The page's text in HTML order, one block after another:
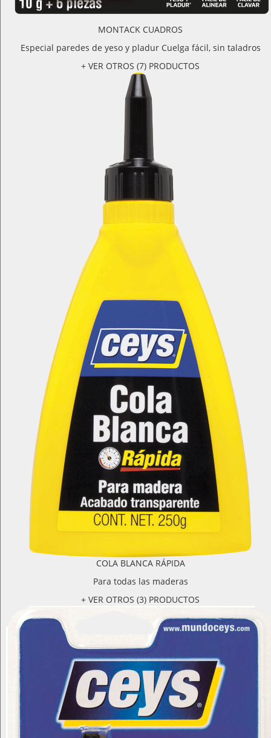
MONTACK CUADROS
Especial paredes de yeso y pladur Cuelga fácil, sin taladros
+ VER OTROS (7) PRODUCTOS
COLA BLANCA RÁPIDA
Para todas las maderas
+ VER OTROS (3) PRODUCTOS